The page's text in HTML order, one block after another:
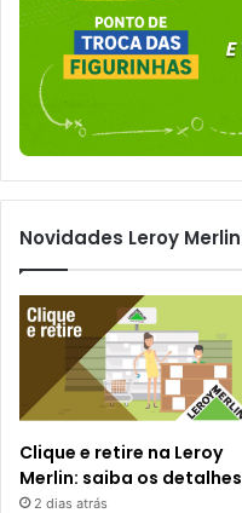
Novidades Leroy Merlin
Clique e retire na Leroy
Merlin: saiba os detalhes
2 dias atrás